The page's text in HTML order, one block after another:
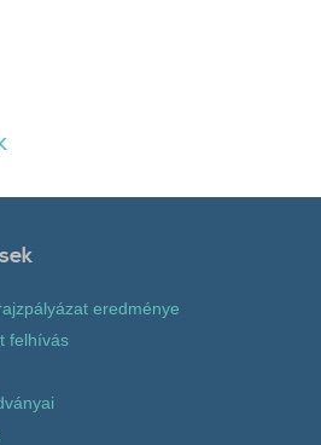
eredménye
felhívás